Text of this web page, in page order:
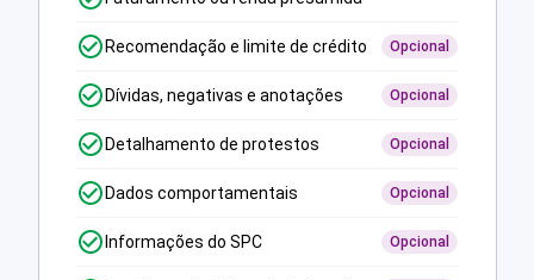
Recomendação e limite de crédito Opcional
Dívidas, negativas e anotações Opcional
Detalhamento de protestos Opcional
Dados comportamentais Opcional
Informações do SPC Opcional